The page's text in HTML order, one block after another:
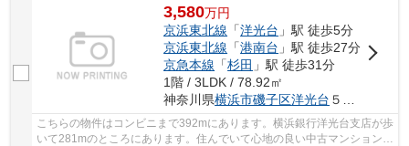
3,580万円
京浜東北線 「洋光台 」駅 徒歩5分
京浜東北線 「港南台 」駅 徒歩27分
京急本線 「杉田 」駅 徒歩31分
1階 / 3LDK / 78.92㎡
神奈川県横浜市磯子区洋光台 ５丁目4-3
こちらの物件はコンビニまで392mにあります。横浜銀行洋光台支店が歩
いて281mのところにあります。住んでいて心地の良い中古マンションで